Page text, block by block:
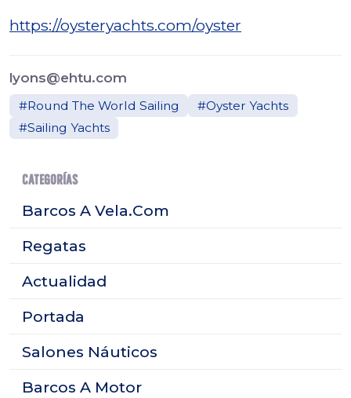
https://oysteryachts.com/oyster
lyons@ehtu.com
#Round The World Sailing
#Oyster Yachts
#Sailing Yachts
CATEGORÍAS
Barcos A Vela.Com
Regatas
Actualidad
Portada
Salones Náuticos
Barcos A Motor